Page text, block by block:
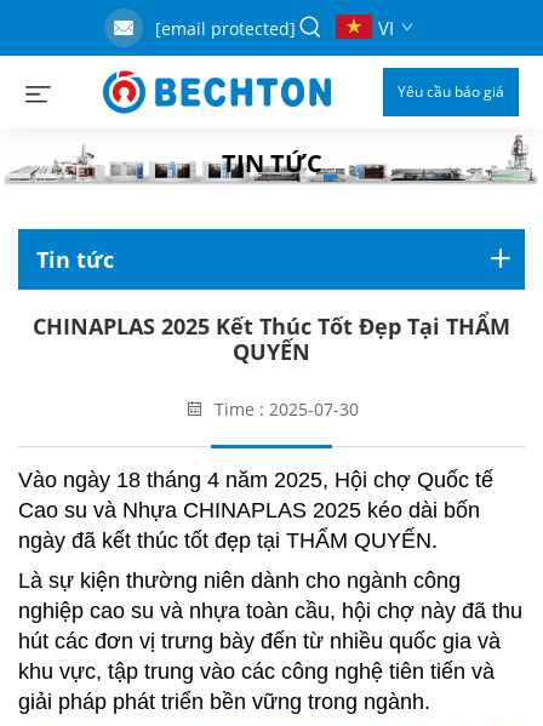
[email protected] VI
Yêu cầu báo giá
TIN TỨC
Tin tức
CHINAPLAS 2025 Kết Thúc Tốt Đẹp Tại THẨM
QUYẾN
Time : 2025-07-30
Vào ngày 18 tháng 4 năm 2025, Hội chợ Quốc tế
Cao su và Nhựa CHINAPLAS 2025 kéo dài bốn
ngày đã kết thúc tốt đẹp tại THẨM QUYẾN.
Là sự kiện thường niên dành cho ngành công
nghiệp cao su và nhựa toàn cầu, hội chợ này đã thu
hút các đơn vị trưng bày đến từ nhiều quốc gia và
khu vực, tập trung vào các công nghệ tiên tiến và
giải pháp phát triển bền vững trong ngành.